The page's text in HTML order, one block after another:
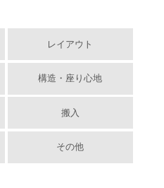
レイアウト
構造・座り心地
搬入
その他